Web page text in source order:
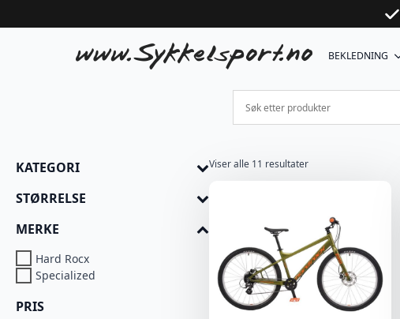
BEKLEDNING
KATEGORI
STØRRELSE
MERKE
Hard Rocx
Specialized
PRIS
Viser alle 11 resultater